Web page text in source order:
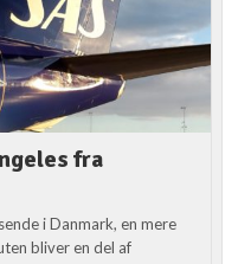
fra
i Danmark, en mere
bliver en del af